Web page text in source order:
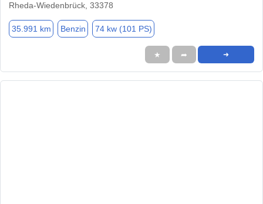
Rheda-Wiedenbrück, 33378
35.991 km Benzin 74 kw (101 PS)
★ ➦ ➜